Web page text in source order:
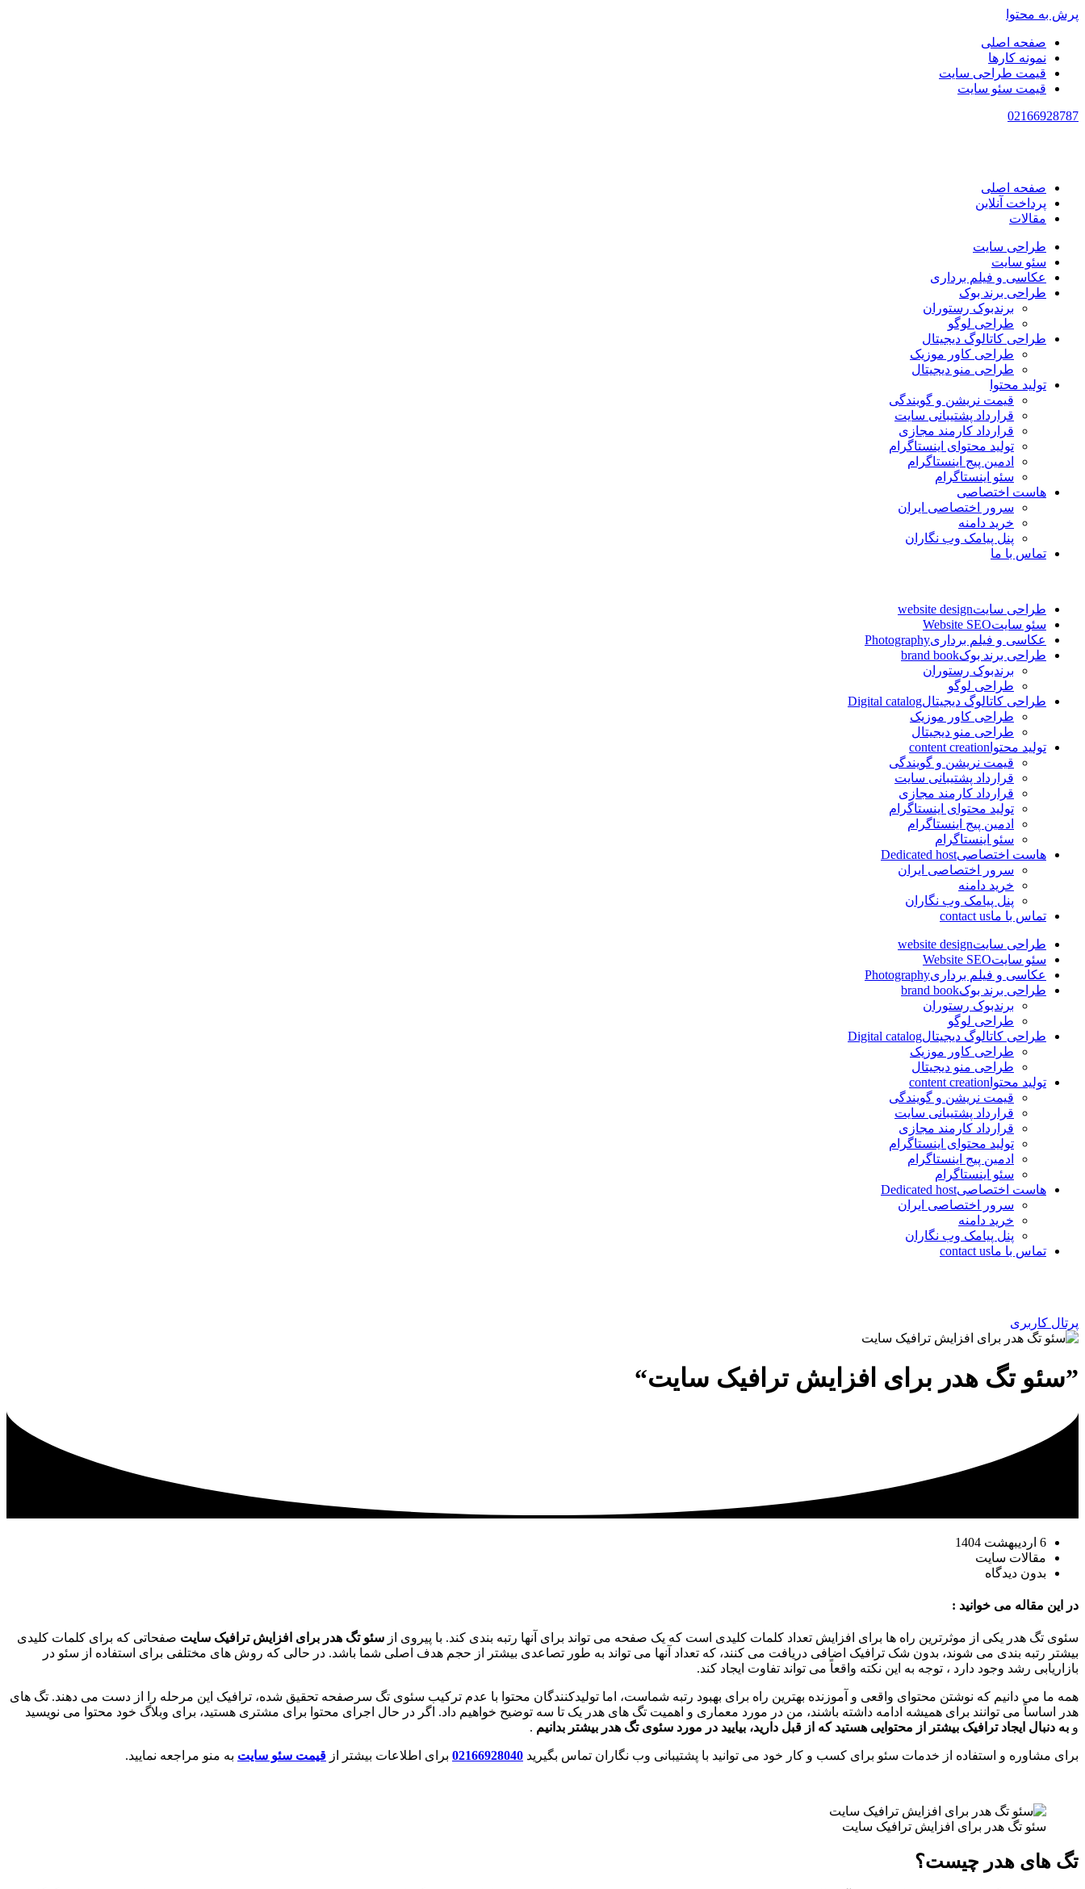
پرش به محتوا
صفحه اصلی
نمونه کارها
قیمت طراحی سایت
قیمت سئو سایت
02166928787
صفحه اصلی
پرداخت آنلاین
مقالات
طراحی سایت
سئو سایت
عکاسی و فیلم برداری
طراحی برند بوک
برندبوک رستوران
طراحی لوگو
طراحی کاتالوگ دیجیتال
طراحی کاور موزیک
طراحی منو دیجیتال
تولید محتوا
قیمت نریشن و گویندگی
قرارداد پشتیبانی سایت
قرارداد کارمند مجازی
تولید محتوای اینستاگرام
ادمین پیج اینستاگرام
سئو اینستاگرام
هاست اختصاصی
سرور اختصاصی ایران
خرید دامنه
پنل پیامک وب نگاران
تماس با ما
طراحی سایتwebsite design
سئو سایتWebsite SEO
عکاسی و فیلم برداریPhotography
طراحی برند بوکbrand book
برندبوک رستوران
طراحی لوگو
طراحی کاتالوگ دیجیتالDigital catalog
طراحی کاور موزیک
طراحی منو دیجیتال
تولید محتوا content creation
قیمت نریشن و گویندگی
قرارداد پشتیبانی سایت
قرارداد کارمند مجازی
تولید محتوای اینستاگرام
ادمین پیج اینستاگرام
سئو اینستاگرام
هاست اختصاصیDedicated host
سرور اختصاصی ایران
خرید دامنه
پنل پیامک وب نگاران
تماس با ماcontact us
طراحی سایتwebsite design
سئو سایتWebsite SEO
عکاسی و فیلم برداریPhotography
طراحی برند بوکbrand book
برندبوک رستوران
طراحی لوگو
طراحی کاتالوگ دیجیتالDigital catalog
طراحی کاور موزیک
طراحی منو دیجیتال
تولید محتوا content creation
قیمت نریشن و گویندگی
قرارداد پشتیبانی سایت
قرارداد کارمند مجازی
تولید محتوای اینستاگرام
ادمین پیج اینستاگرام
سئو اینستاگرام
هاست اختصاصیDedicated host
سرور اختصاصی ایران
خرید دامنه
پنل پیامک وب نگاران
تماس با ماcontact us
پرتال کاربری
”سئو تگ هدر برای افزایش ترافیک سایت“
6 اردیبهشت 1404
مقالات سایت
بدون دیدگاه
در این مقاله می خوانید :
سئوی تگ هدر یکی از موثرترین راه ها برای افزایش تعداد کلمات کلیدی است که یک صفحه می تواند برای آنها رتبه بندی کند. با پیروی از سئو تگ هدر برای افزایش ترافیک سایت صفحاتی که برای کلمات کلیدی
بیشتر رتبه بندی می شوند، بدون شک ترافیک اضافی دریافت می کنند، که تعداد آنها می تواند به طور تصاعدی بیشتر از حجم هدف اصلی شما باشد. در حالی که روش های مختلفی برای استفاده از سئو در
بازاریابی رشد وجود دارد ، توجه به این نکته واقعاً می تواند تفاوت ایجاد کند.
همه ما می دانیم که نوشتن محتوای واقعی و آموزنده بهترین راه برای بهبود رتبه شماست، اما تولیدکنندگان محتوا با عدم ترکیب سئوی تگ سرصفحه تحقیق شده، ترافیک این مرحله را از دست می دهند. تگ های
هدر اساساً می توانند برای همیشه ادامه داشته باشند، من در مورد معماری و اهمیت تگ های هدر یک تا سه توضیح خواهیم داد. اگر در حال اجرای محتوا برای مشتری هستید، برای وبلاگ خود محتوا می نویسید
و به دنبال ایجاد ترافیک بیشتر از محتوایی هستید که از قبل دارید، بیایید در مورد سئوی تگ هدر بیشتر بدانیم .
برای مشاوره و استفاده از خدمات سئو برای کسب و کار خود می توانید با پشتیبانی وب نگاران تماس بگیرید 02166928040 برای اطلاعات بیشتر از قیمت سئو سایت به منو مراجعه نمایید.
سئو تگ هدر برای افزایش ترافیک سایت
تگ های هدر چیست؟